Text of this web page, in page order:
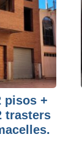
pisos +
trasters